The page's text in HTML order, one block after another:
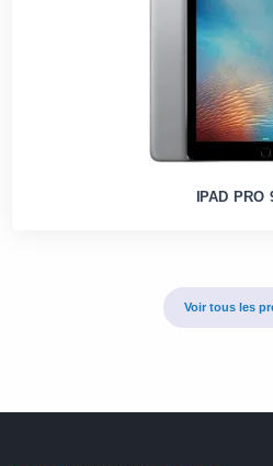
IPAD PRO
Voir tous les